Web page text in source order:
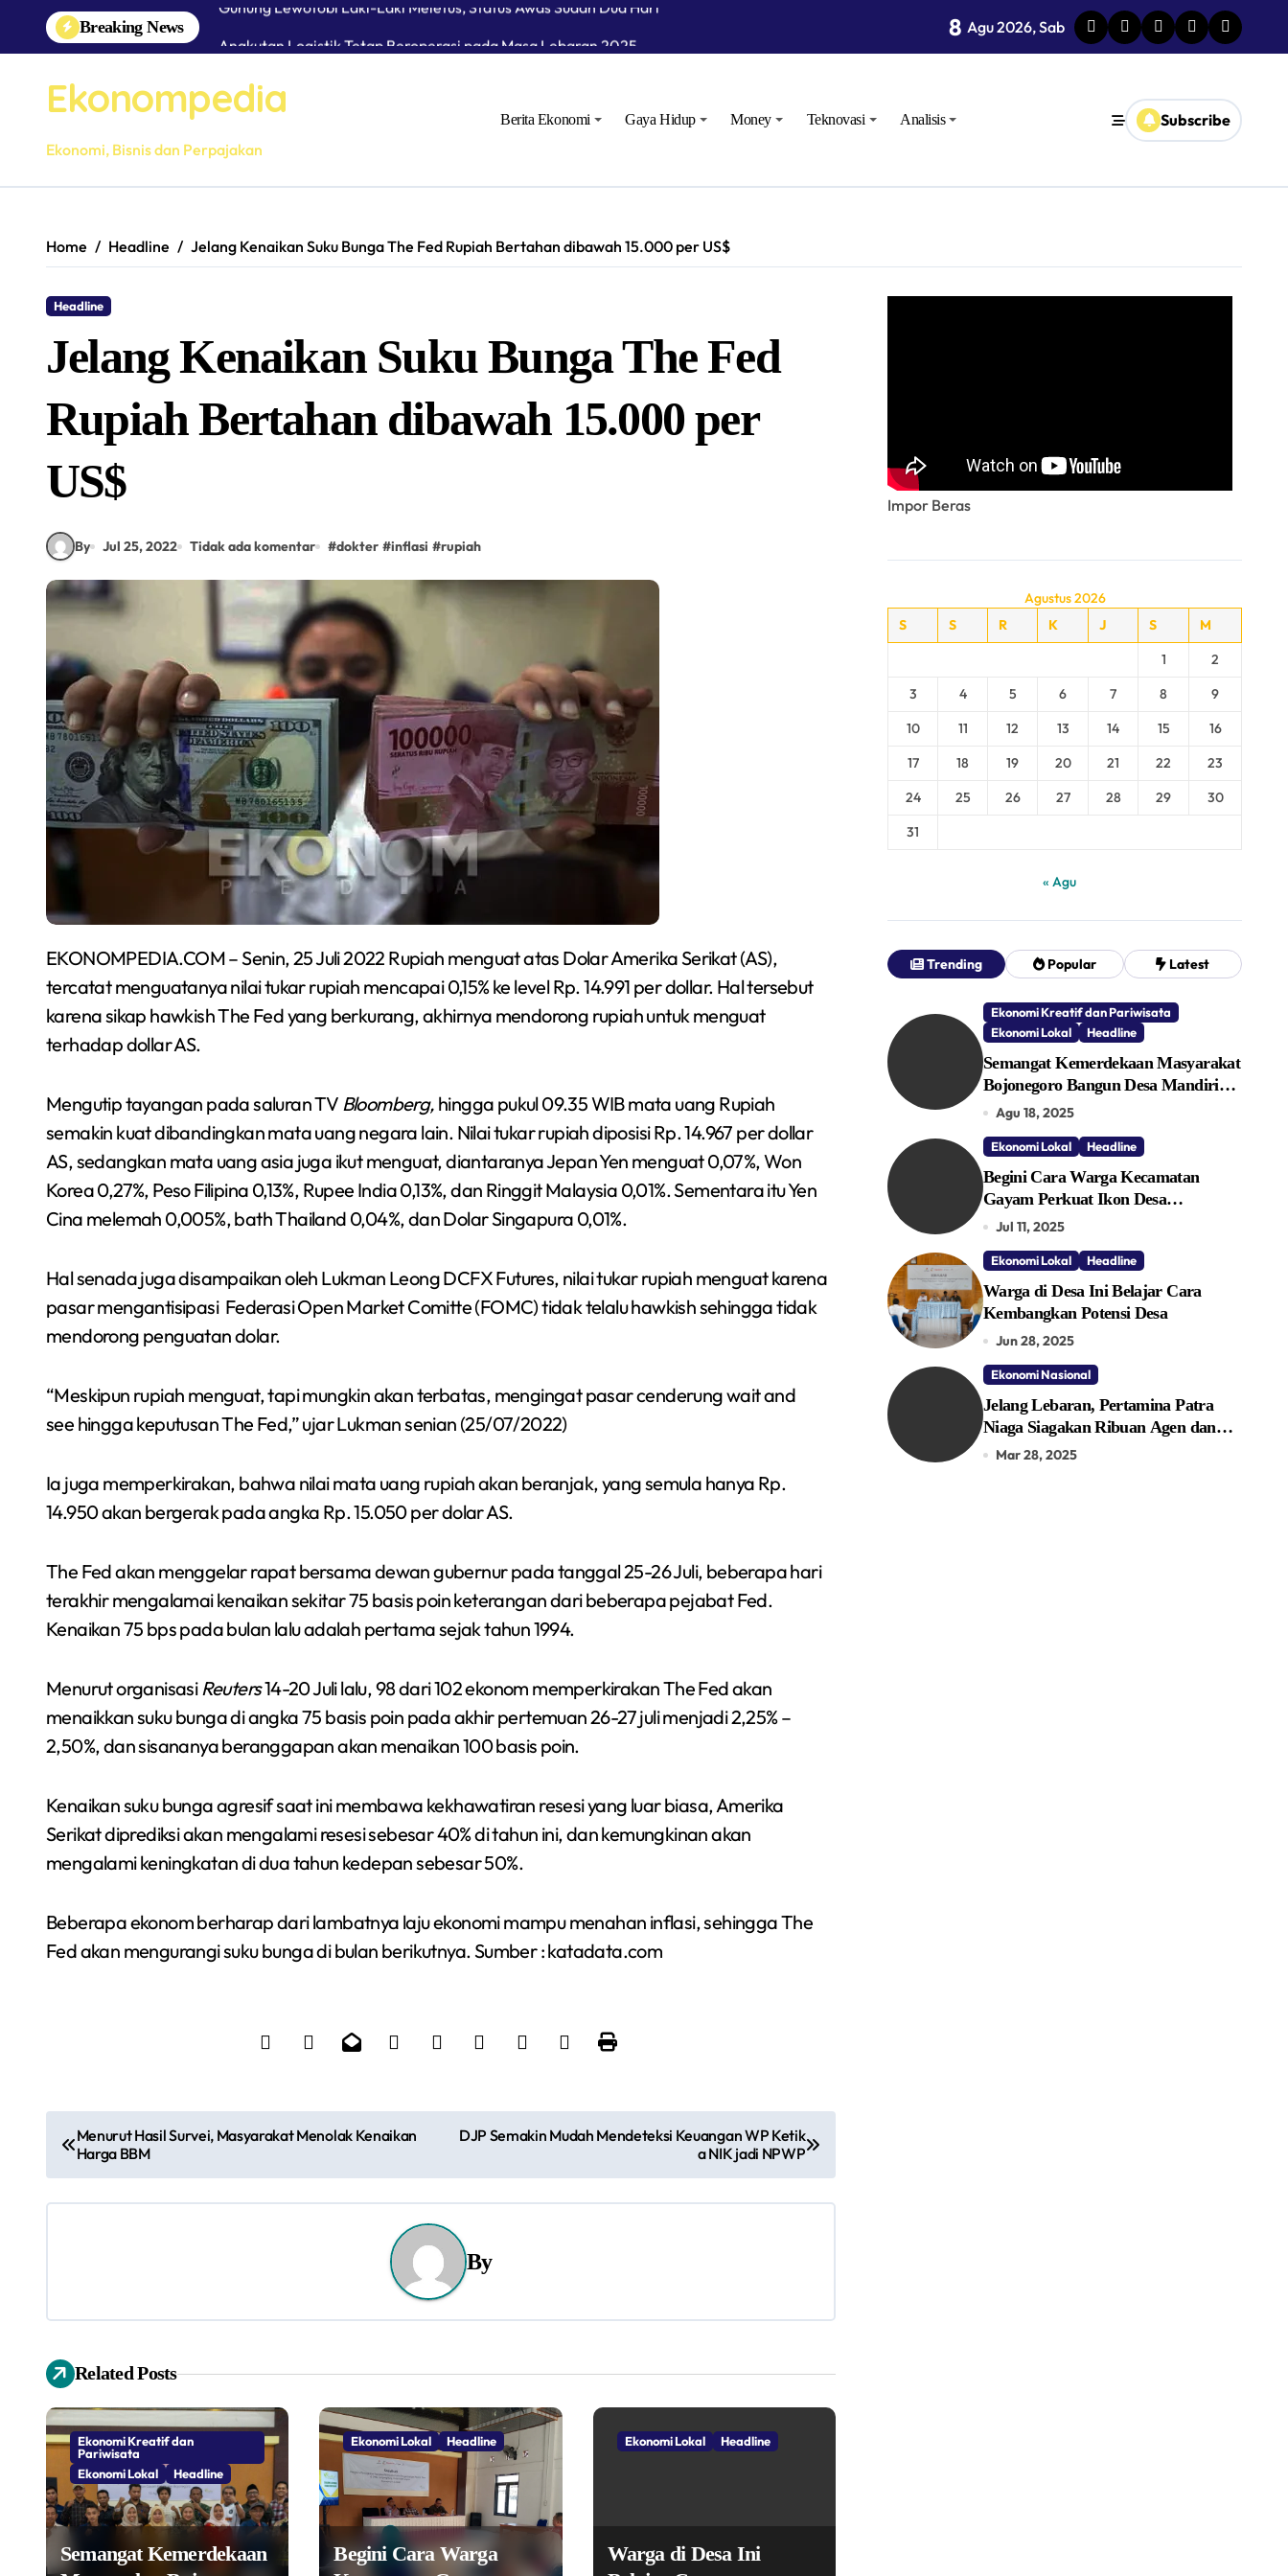
content
Breaking News
Komisaris Utama PEPC Tinjau Langsung Operasional Lapangan Gas Jambaran Tiung Biru
Semangat Kemerdekaan Masyarakat Bojonegoro Bangun Desa Mandiri Ekonomi
8 Agu 2026, Sab
Ekonompedia
Ekonomi, Bisnis dan Perpajakan
Berita Ekonomi Gaya Hidup Money Teknovasi Analisis Subscribe
Home Headline Jelang Kenaikan Suku Bunga The Fed Rupiah Bertahan dibawah 15.000 per US$
Headline
Jelang Kenaikan Suku Bunga The Fed
Rupiah Bertahan dibawah 15.000 per
US$
By Jul 25, 2022 Tidak ada komentar #dokter #inflasi #rupiah
EKONOMPEDIA.COM – Senin, 25 Juli 2022 Rupiah menguat atas Dolar Amerika Serikat (AS),
tercatat menguatanya nilai tukar rupiah mencapai 0,15% ke level Rp. 14.991 per dollar. Hal tersebut
karena sikap hawkish The Fed yang berkurang, akhirnya mendorong rupiah untuk menguat
terhadap dollar AS.
Mengutip tayangan pada saluran TV Bloomberg, hingga pukul 09.35 WIB mata uang Rupiah
semakin kuat dibandingkan mata uang negara lain. Nilai tukar rupiah diposisi Rp. 14.967 per dollar
AS, sedangkan mata uang asia juga ikut menguat, diantaranya Jepan Yen menguat 0,07%, Won
Korea 0,27%, Peso Filipina 0,13%, Rupee India 0,13%, dan Ringgit Malaysia 0,01%. Sementara itu Yen
Cina melemah 0,005%, bath Thailand 0,04%, dan Dolar Singapura 0,01%.
Hal senada juga disampaikan oleh Lukman Leong DCFX Futures, nilai tukar rupiah menguat karena
pasar mengantisipasi Federasi Open Market Comitte (FOMC) tidak telalu hawkish sehingga tidak
mendorong penguatan dolar.
“Meskipun rupiah menguat, tapi mungkin akan terbatas, mengingat pasar cenderung wait and
see hingga keputusan The Fed,” ujar Lukman senian (25/07/2022)
Ia juga memperkirakan, bahwa nilai mata uang rupiah akan beranjak, yang semula hanya Rp.
14.950 akan bergerak pada angka Rp. 15.050 per dolar AS.
The Fed akan menggelar rapat bersama dewan gubernur pada tanggal 25-26 Juli, beberapa hari
terakhir mengalamai kenaikan sekitar 75 basis poin keterangan dari beberapa pejabat Fed.
Kenaikan 75 bps pada bulan lalu adalah pertama sejak tahun 1994.
Menurut organisasiReuters14-20 Juli lalu, 98 dari 102 ekonom memperkirakan The Fed akan
menaikkan suku bunga di angka 75 basis poin pada akhir pertemuan 26-27 juli menjadi 2,25% –
2,50%, dan sisananya beranggapan akan menaikan 100 basis poin.
Kenaikan suku bunga agresif saat ini membawa kekhawatiran resesi yang luar biasa, Amerika
Serikat diprediksi akan mengalami resesi sebesar 40% di tahun ini, dan kemungkinan akan
mengalami keningkatan di dua tahun kedepan sebesar 50%.
Beberapa ekonom berharap dari lambatnya laju ekonomi mampu menahan inflasi, sehingga The
Fed akan mengurangi suku bunga di bulan berikutnya. Sumber : katadata.com
a
v
a
s
i
p
o
s
Menurut Hasil Survei, Masyarakat Menolak Kenaikan
Harga BBM
DJP Semakin Mudah Mendeteksi Keuangan WP Ketik
a NIK jadi NPWP
By
Related Posts
Ekonomi Kreatif dan
Pariwisata
Ekonomi Lokal
Headline
Semangat Kemerdekaan
Ekonomi Lokal Headline
Begini Cara Warga
Ekonomi Lokal Headline
Warga di Desa Ini
Impor Beras
Agustus 2026
S
S R K J S
M
1
2
3
4 5 6 7 8
9
10
11 12 13 14 15
16
17
18 19 20 21 22
23
24
25 26 27 28 29
30
31
« Agu
Trending Popular Latest
Ekonomi Kreatif dan Pariwisata
Ekonomi Lokal
Headline
Semangat Kemerdekaan Masyarakat
Bojonegoro Bangun Desa Mandiri
Ekonomi
Agu 18, 2025
Ekonomi Lokal Headline
Begini Cara Warga Kecamatan
Gayam Perkuat Ikon Desa
Penggerak Ekonomi Lokal Melalui
Jul 11, 2025
Ekonomi Lokal Headline
Warga di Desa Ini Belajar Cara
Kembangkan Potensi Desa
Jun 28, 2025
Ekonomi Nasional
Jelang Lebaran, Pertamina Patra
Niaga Siagakan Ribuan Agen dan
Pangkalan LPG 3 Kg
Mar 28, 2025